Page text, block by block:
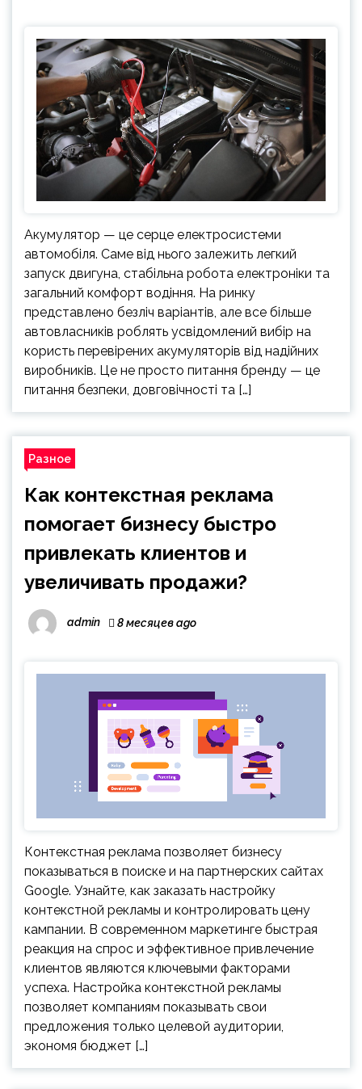
Акумулятор — це серце електросистеми
автомобіля. Саме від нього залежить легкий
запуск двигуна, стабільна робота електроніки та
загальний комфорт водіння. На ринку
представлено безліч варіантів, але все більше
автовласників роблять усвідомлений вибір на
користь перевірених акумуляторів від надійних
виробників. Це не просто питання бренду — це
питання безпеки, довговічності та […]
Разное
Как контекстная реклама
помогает бизнесу быстро
привлекать клиентов и
увеличивать продажи?
admin 8 месяцев ago
Контекстная реклама позволяет бизнесу
показываться в поиске и на партнерских сайтах
Google. Узнайте, как заказать настройку
контекстной рекламы и контролировать цену
кампании. В современном маркетинге быстрая
реакция на спрос и эффективное привлечение
клиентов являются ключевыми факторами
успеха. Настройка контекстной рекламы
позволяет компаниям показывать свои
предложения только целевой аудитории,
экономя бюджет […]